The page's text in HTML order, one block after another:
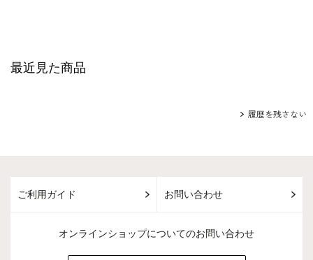
最近見た商品
履歴を残さない
ご利用ガイド お問い合わせ
オンラインショップについてのお問い合わせ